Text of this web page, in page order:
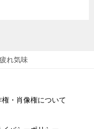
疲れ気味
権・肖像権について